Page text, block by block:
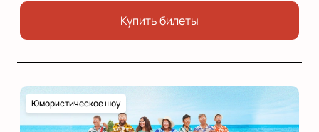
Купить билеты
Юмористическое шоу